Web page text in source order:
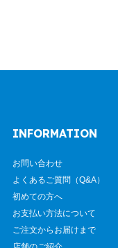
INFORMATION
お問い合わせ
よくあるご質問（Q&A）
初めての方へ
お支払い方法について
ご注文からお届けまで